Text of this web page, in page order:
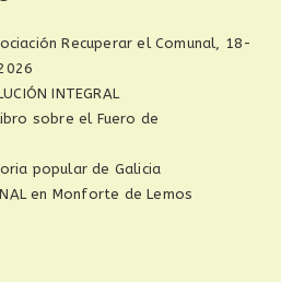
Recuperar el Comunal, 18-
INTEGRAL
sobre el Fuero de
popular de Galicia
en Monforte de Lemos